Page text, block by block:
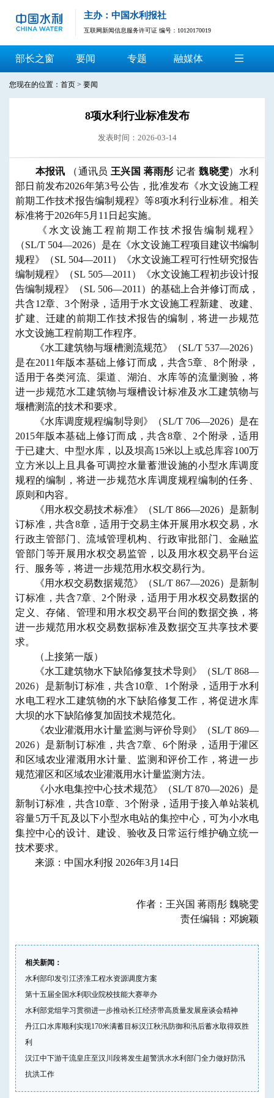
主办：中国水利报社
互联网新闻信息服务许可证 编号：10120170019
部长之窗 要闻 专题 融媒体
您现在的位置： 首页 > 要闻
8项水利行业标准发布
发表时间：2026-03-14
本报讯 （通讯员 王兴国 蒋雨彤记者魏晓雯）水利
部日前发布2026年第3号公告，批准发布《水文设施工程
前期工作技术报告编制规程》等8项水利行业标准。相关
标准将于2026年5月11日起实施。
《水文设施工程前期工作技术报告编制规程》
（SL/T 504—2026）是在《水文设施工程项目建议书编制
规程》（SL 504—2011）《水文设施工程可行性研究报告
编制规程》（SL 505—2011）《水文设施工程初步设计报
告编制规程》（SL 506—2011）的基础上合并修订而成，
共含12章、3个附录，适用于水文设施工程新建、改建、
扩建、迁建的前期工作技术报告的编制，将进一步规范
水文设施工程前期工作程序。
《水工建筑物与堰槽测流规范》（SL/T 537—2026）
是在2011年版本基础上修订而成，共含5章、8个附录，
适用于各类河流、渠道、湖泊、水库等的流量测验，将
进一步规范水工建筑物与堰槽设计标准及水工建筑物与
堰槽测流的技术和要求。
《水库调度规程编制导则》（SL/T 706—2026）是在
2015年版本基础上修订而成，共含8章、2个附录，适用
于已建大、中型水库，以及坝高15米以上或总库容100万
立方米以上且具备可调控水量蓄泄设施的小型水库调度
规程的编制，将进一步规范水库调度规程编制的任务、
原则和内容。
《用水权交易技术标准》（SL/T 866—2026）是新制
订标准，共含8章，适用于交易主体开展用水权交易，水
行政主管部门、流域管理机构、行政审批部门、金融监
管部门等开展用水权交易监管，以及用水权交易平台运
行、服务等，将进一步规范用水权交易行为。
《用水权交易数据规范》（SL/T 867—2026）是新制
订标准，共含7章、2个附录，适用于用水权交易数据的
定义、存储、管理和用水权交易平台间的数据交换，将
进一步规范用水权交易数据标准及数据交互共享技术要
求。
（上接第一版）
《水工建筑物水下缺陷修复技术导则》（SL/T 868—
2026）是新制订标准，共含10章、1个附录，适用于水利
水电工程水工建筑物的水下缺陷修复工作，将促进水库
大坝的水下缺陷修复加固技术规范化。
《农业灌溉用水计量监测与评价导则》（SL/T 869—
2026）是新制订标准，共含7章、6个附录，适用于灌区
和区域农业灌溉用水计量、监测和评价工作，将进一步
规范灌区和区域农业灌溉用水计量监测方法。
《小水电集控中心技术规范》（SL/T 870—2026）是
新制订标准，共含10章、3个附录，适用于接入单站装机
容量5万千瓦及以下小型水电站的集控中心，可为小水电
集控中心的设计、建设、验收及日常运行维护确立统一
技术要求。
来源：中国水利报 2026年3月14日
作者：王兴国 蒋雨彤 魏晓雯
责任编辑：邓婉颖
相关新闻：
水利部印发引江济淮工程水资源调度方案
第十五届全国水利职业院校技能大赛举办
水利部党组学习贯彻进一步推动长江经济带高质量发展座谈会精神
丹江口水库顺利实现170米满蓄目标汉江秋汛防御和汛后蓄水取得双胜
利
汉江中下游干流皇庄至汉川段将发生超警洪水水利部门全力做好防汛
抗洪工作